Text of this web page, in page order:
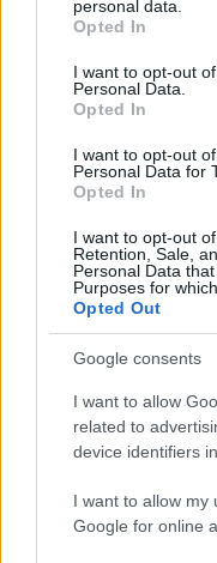
grant or deny consent
use your data for
consent section.
personal data.
Opted In
I want to opt-out
Personal Data.
Opted In
I want to opt-out
Personal Data for
Opted In
I want to opt-out
Retention, Sale,
Personal Data
Purposes for
Opted Out
Google consents
I want to allow
related to
device identifiers
I want to allow my
Google for online
Az ilyen politikusok pedig
Fotó: Szigetváry
Tusk szerint hangosan kell
Nem akarjuk Putyint
A politikus úgy látja,
az államnak, itt
cenzúra, a korrupció
törvényesség kultuszát.
Ezért néz Európa
egyesült magyar ellenzék
fegyverrel a kezükben
küzdeni ezekért az
Donald Tusk szerint nem
akik a Putyin előli
képesek ellenállni a
tudjuk távolítani a